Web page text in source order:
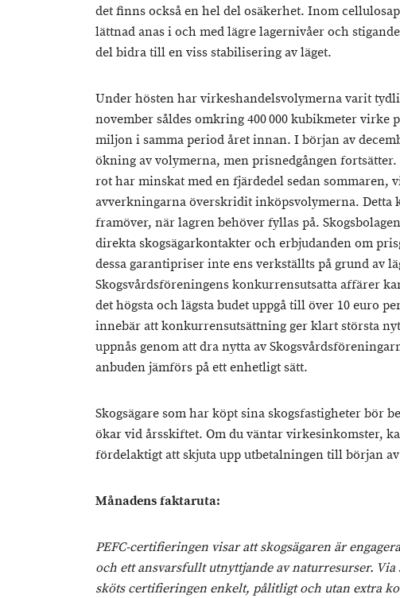
det finns också en hel del osäkerhet. Inom
lättnad anas i och med lägre lagernivåer och
del bidra till en viss stabilisering av läget.
Under hösten har virkeshandelsvolymerna varit
november såldes omkring 400 000 kubikmeter virke
miljon i samma period året innan. I början av
ökning av volymerna, men prisnedgången
rot har minskat med en fjärdedel sedan sommaren,
avverkningarna överskridit inköpsvolymerna. Detta
framöver, när lagren behöver fyllas på.
direkta skogsägarkontakter och erbjudanden om
dessa garantipriser inte ens verkställts på grund av
Skogsvårdsföreningens konkurrensutsatta affärer
det högsta och lägsta budet uppgå till över 10 euro
innebär att konkurrensutsättning ger klart största
uppnås genom att dra nytta av
anbuden jämförs på ett enhetligt sätt.
Skogsägare som har köpt sina skogsfastigheter bör
ökar vid årsskiftet. Om du väntar virkesinkomster,
fördelaktigt att skjuta upp utbetalningen till början av
Månadens faktaruta:
PEFC-certifieringen visar att skogsägaren är
och ett ansvarsfullt utnyttjande av naturresurser.
sköts certifieringen enkelt, pålitligt och utan extra